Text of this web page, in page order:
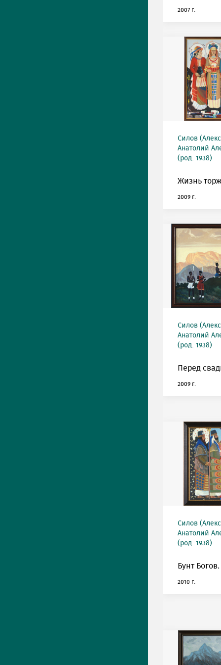
2007 г.
Силов
Анатолий
(род. 1938)
Жизнь
2009 г.
Силов
Анатолий
(род. 1938)
Перед
2009 г.
Силов
Анатолий
(род. 1938)
Бунт Богов.
2010 г.